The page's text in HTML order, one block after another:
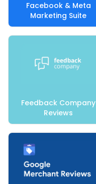
Facebook & Meta
Marketing Suite
Feedback Company
Reviews